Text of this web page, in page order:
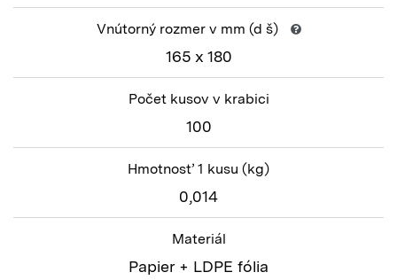
Vnútorný rozmer v mm (d š)
165 x 180
Počet kusov v krabici
100
Hmotnosť 1 kusu (kg)
0,014
Materiál
Papier + LDPE fólia